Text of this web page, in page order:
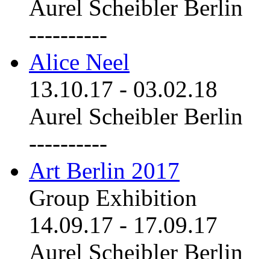
Aurel Scheibler Berlin
----------
Alice Neel
13.10.17 - 03.02.18
Aurel Scheibler Berlin
----------
Art Berlin 2017
Group Exhibition
14.09.17 - 17.09.17
Aurel Scheibler Berlin